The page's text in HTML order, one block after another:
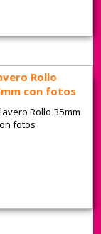
Rollo
con fotos
Rollo 35mm
fotos